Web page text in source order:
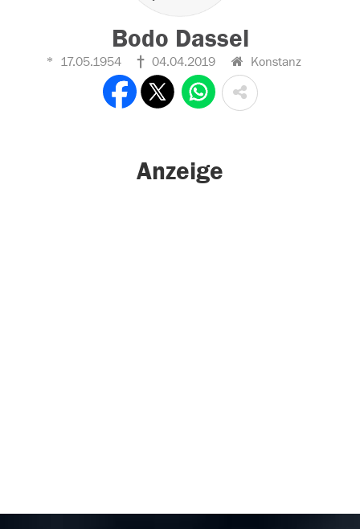
Bodo Dassel
17.05.1954 04.04.2019 Konstanz
Anzeige